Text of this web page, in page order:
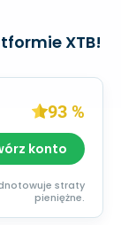
XTB!
93 %
konto
straty
pieniężne.